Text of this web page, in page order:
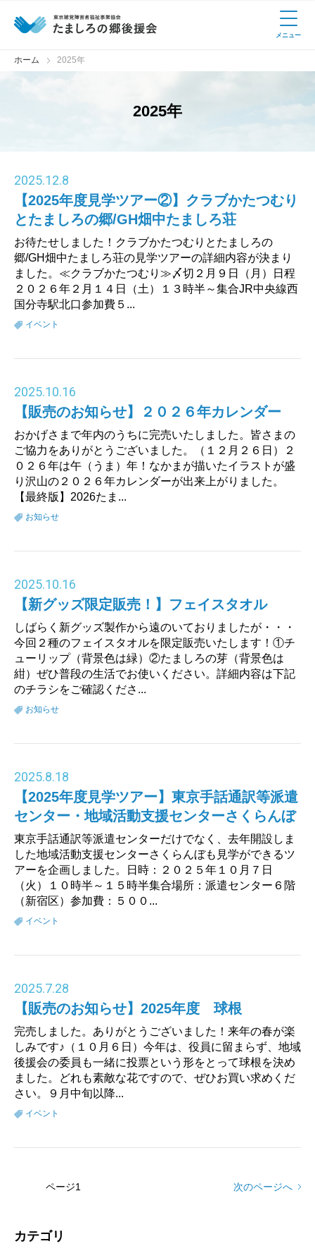
メニュー
ホーム 2025年
2025年
2025.12.8
【2025年度見学ツアー②】クラブかたつむり
とたましろの郷/GH畑中たましろ荘
お待たせしました！クラブかたつむりとたましろの
郷/GH畑中たましろ荘の見学ツアーの詳細内容が決まり
ました。≪クラブかたつむり≫〆切２月９日（月）日程
２０２６年２月１４日（土）１３時半～集合JR中央線西
国分寺駅北口参加費５...
イベント
2025.10.16
【販売のお知らせ】２０２６年カレンダー
おかげさまで年内のうちに完売いたしました。皆さまの
ご協力をありがとうございました。（１２月２６日）２
０２６年は午（うま）年！なかまが描いたイラストが盛
り沢山の２０２６年カレンダーが出来上がりました。
【最終版】2026たま...
お知らせ
2025.10.16
【新グッズ限定販売！】フェイスタオル
しばらく新グッズ製作から遠のいておりましたが・・・
今回２種のフェイスタオルを限定販売いたします！①チ
ューリップ（背景色は緑）②たましろの芽（背景色は
紺）ぜひ普段の生活でお使いください。詳細内容は下記
のチラシをご確認くださ...
お知らせ
2025.8.18
【2025年度見学ツアー】東京手話通訳等派遣
センター・地域活動支援センターさくらんぼ
東京手話通訳等派遣センターだけでなく、去年開設しま
した地域活動支援センターさくらんぼも見学ができるツ
アーを企画しました。日時：２０２５年１０月７日
（火）１０時半～１５時半集合場所：派遣センター６階
（新宿区）参加費：５００...
イベント
2025.7.28
【販売のお知らせ】2025年度 球根
完売しました。ありがとうございました！来年の春が楽
しみです♪（１０月６日）今年は、役員に留まらず、地域
後援会の委員も一緒に投票という形をとって球根を決め
ました。どれも素敵な花ですので、ぜひお買い求めくだ
さい。９月中旬以降...
イベント
ページ1 次のページへ
カテゴリ